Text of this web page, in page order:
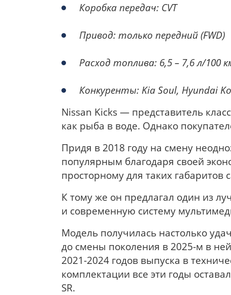
Коробка передач: CVT
Привод: только передний (FWD)
Расход топлива: 6,5– 7,6л/100
Конкуренты: KiaSoul, Hyundai
Nissan Kicks — представитель
как рыба в воде. Однако
Придя в 2018 году на смену
популярным благодаря своей
просторному для таких габаритов
К тому же он предлагал один из
и современную систему
Модель получилась настолько
до смены поколения в 2025-м в
2021-2024 годов выпуска в
комплектации все эти годы
SR.